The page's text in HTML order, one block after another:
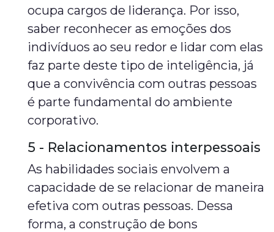
ocupa cargos de liderança. Por isso,
saber reconhecer as emoções dos
indivíduos ao seu redor e lidar com elas
faz parte deste tipo de inteligência, já
que a convivência com outras pessoas
é parte fundamental do ambiente
corporativo.
5 - Relacionamentos interpessoais
As habilidades sociais envolvem a
capacidade de se relacionar de maneira
efetiva com outras pessoas. Dessa
forma, a construção de bons